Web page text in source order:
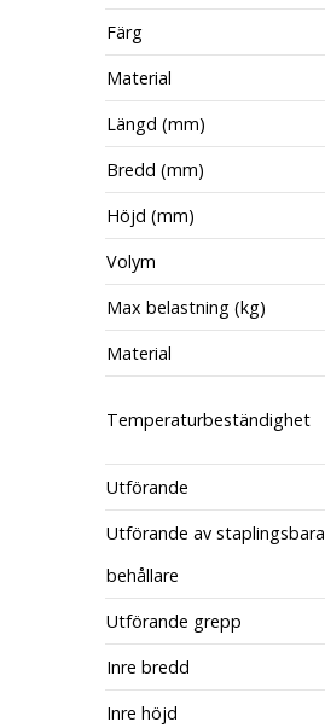
Färg
Material
Längd (mm)
Bredd (mm)
Höjd (mm)
Volym
Max belastning (kg)
Material
Temperaturbeständighet
Utförande
Utförande av staplingsbara
behållare
Utförande grepp
Inre bredd
Inre höjd